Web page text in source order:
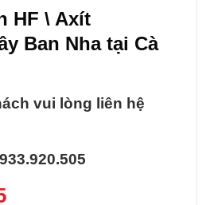
HF \ Axít
Ban Nha tại Cà
vui lòng liên hệ